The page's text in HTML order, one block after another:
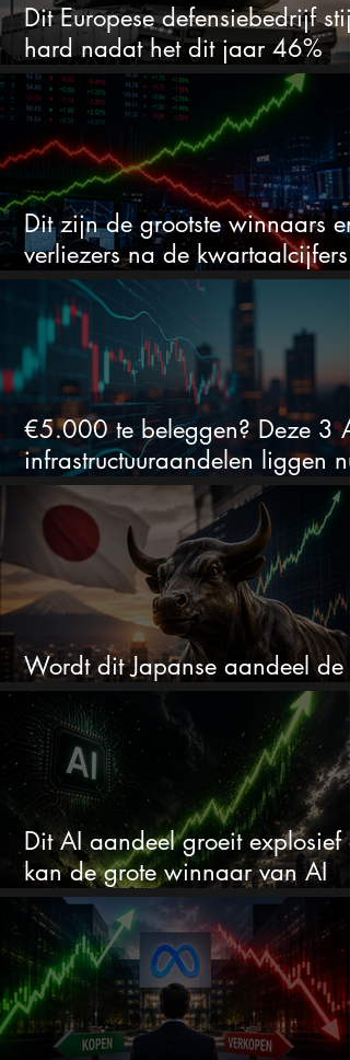
Dit Europese defensiebedrijf
hard nadat het dit jaar 46%
daalde: mooie koopkans?
Dit zijn de grootste winnaars en
verliezers na de kwartaalcijfers
(2 springen eruit)
€5.000 te beleggen? Deze 3
infrastructuuraandelen liggen nu
in de uitverkoop
Wordt dit Japanse aandeel de
comeback kid van 2026?
Dit AI aandeel groeit explosief
kan de grote winnaar van AI
worden